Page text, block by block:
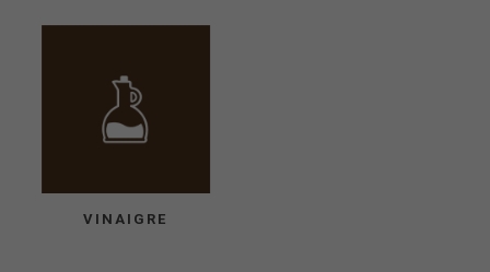
VINAIGRE